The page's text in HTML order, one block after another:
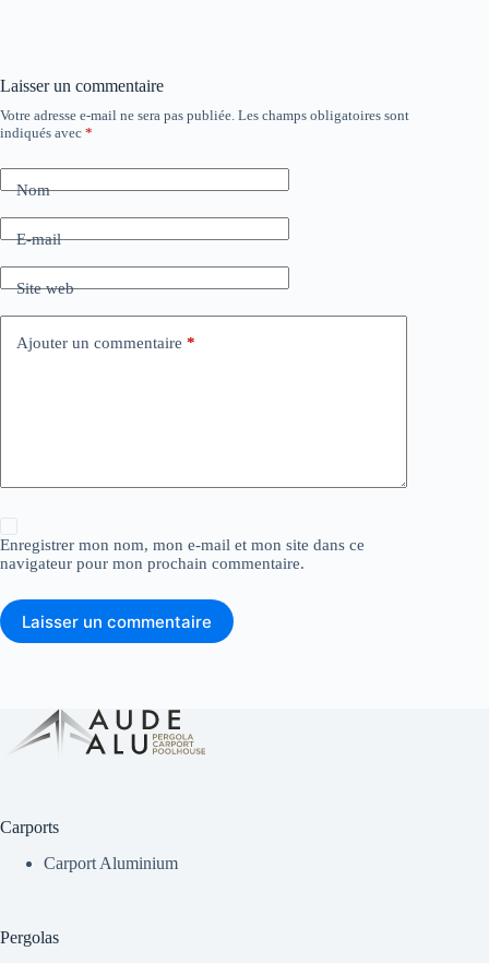
Laisser un commentaire
Votre adresse e-mail ne sera pas publiée. Les champs obligatoires sont
indiqués avec *
Nom
E-mail
Site web
Ajouter un commentaire *
Enregistrer mon nom, mon e-mail et mon site dans ce
navigateur pour mon prochain commentaire.
Laisser un commentaire
Carports
Carport Aluminium
Pergolas